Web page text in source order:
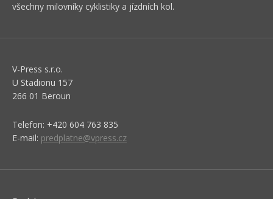
všechny milovníky cyklistiky a jízdních kol.
V-Press s.r.o.
U Stadionu 157
266 01 Beroun
Telefon: +420 604 763 835
E-mail: predplatne@vpress.cz